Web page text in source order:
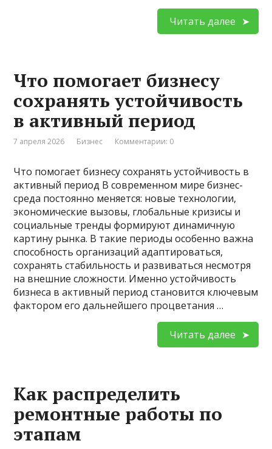
Читать далее
Что помогает бизнесу
сохранять устойчивость
в активный период
7 апреля 2026 Бизнес Комментарии: 0
Что помогает бизнесу сохранять устойчивость в
активный период В современном мире бизнес-
среда постоянно меняется: новые технологии,
экономические вызовы, глобальные кризисы и
социальные тренды формируют динамичную
картину рынка. В такие периоды особенно важна
способность организаций адаптироваться,
сохранять стабильность и развиваться несмотря
на внешние сложности. Именно устойчивость
бизнеса в активный период становится ключевым
фактором его дальнейшего процветания …
Читать далее
Как распределить
ремонтные работы по
этапам